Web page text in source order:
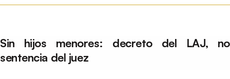
Sin hijos menores: decreto del LAJ, no
sentencia del juez